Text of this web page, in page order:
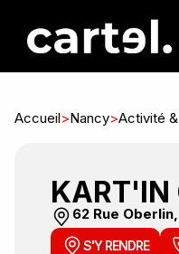
Accueil>Nancy>Activité
KART'IN
62 Rue
S'Y RENDRE